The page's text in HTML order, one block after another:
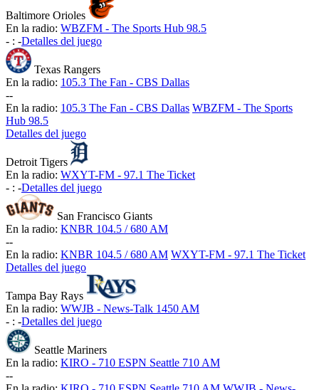
Baltimore Orioles
En la radio: WBZFM - The Sports Hub 98.5
- : -Detalles del juego
Texas Rangers
En la radio: 105.3 The Fan - CBS Dallas
--
En la radio: 105.3 The Fan - CBS Dallas WBZFM - The Sports
Hub 98.5
Detalles del juego
Detroit Tigers
En la radio: WXYT-FM - 97.1 The Ticket
- : -Detalles del juego
San Francisco Giants
En la radio: KNBR 104.5 / 680 AM
--
En la radio: KNBR 104.5 / 680 AM WXYT-FM - 97.1 The Ticket
Detalles del juego
Tampa Bay Rays
En la radio: WWJB - News-Talk 1450 AM
- : -Detalles del juego
Seattle Mariners
En la radio: KIRO - 710 ESPN Seattle 710 AM
--